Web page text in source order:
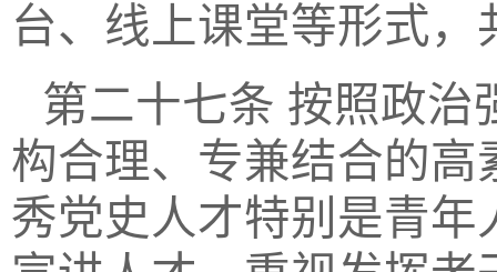
台、线上课堂等形式，
第二十七条 按照政治
构合理、专兼结合的
秀党史人才特别是青